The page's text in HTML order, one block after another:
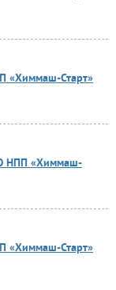
«Химмаш-Старт»
НПП «Химмаш-
«Химмаш-Старт»